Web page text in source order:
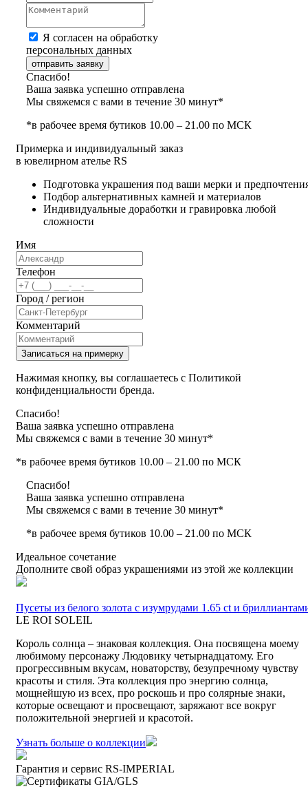
Я согласен на обработку
персональных данных
отправить заявку
Спасибо!
Ваша заявка успешно отправлена
Мы свяжемся с вами в течение 30 минут*
*в рабочее время бутиков 10.00 – 21.00 по МСК
Примерка и индивидуальный заказ
в ювелирном ателье RS
Подготовка украшения под ваши мерки и
Подбор альтернативных камней и материалов
Индивидуальные доработки и гравировка любой
сложности
Имя
Телефон
Город / регион
Комментарий
Записаться на примерку
Нажимая кнопку, вы соглашаетесь с Политикой
конфиденциальности бренда.
Спасибо!
Ваша заявка успешно отправлена
Мы свяжемся с вами в течение 30 минут*
*в рабочее время бутиков 10.00 – 21.00 по МСК
Спасибо!
Ваша заявка успешно отправлена
Мы свяжемся с вами в течение 30 минут*
*в рабочее время бутиков 10.00 – 21.00 по МСК
Идеальное сочетание
Дополните свой образ украшениями из этой же коллекции
Пусеты из белого золота с изумрудами 1.65 ct и
LE ROI SOLEIL
Король солнца – знаковая коллекция. Она посвящена моему
любимому персонажу Людовику четырнадцатому. Его
прогрессивным вкусам, новаторству, безупречному чувству
красоты и стиля. Эта коллекция про энергию солнца,
мощнейшую из всех, про роскошь и про солярные знаки,
которые освещают и просвещают, заряжают все вокруг
положительной энергией и красотой.
Узнать больше о коллекции
Гарантия и сервис RS‑IMPERIAL